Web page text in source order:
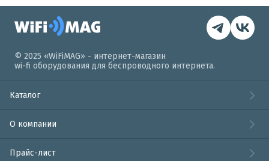
© 2025 «WiFiMAG» - интернет-магазин
wi-fi оборудования для беспроводного интернета.
Каталог
О компании
Прайс-лист